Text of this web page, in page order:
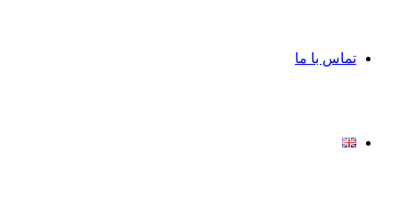
تماس با ما